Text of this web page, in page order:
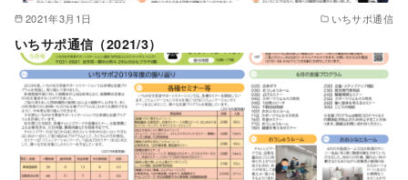
2021年3月1日 いちサポ通信
いちサポ通信（2021/3）